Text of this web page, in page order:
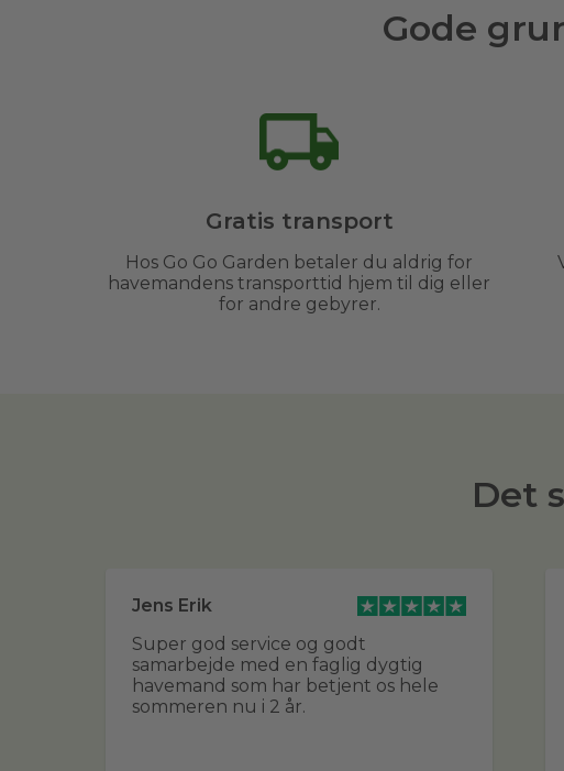
Gode
Gratis transport
Hos Go Go Garden betaler du aldrig for
havemandens transporttid hjem til dig eller
for andre gebyrer.
Det
Jens Erik
Super god service og godt
samarbejde med en faglig dygtig
havemand som har betjent os hele
sommeren nu i 2 år.